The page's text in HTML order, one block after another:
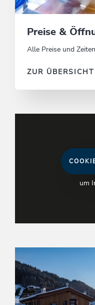
Preise &
Alle Preise und
ZUR ÜBERSICHT
um